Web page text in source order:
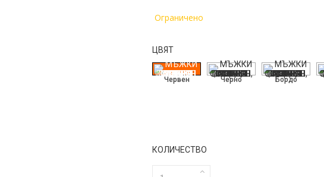
Ограничено
ЦВЯТ
Червен Черно Бордо
КОЛИЧЕСТВО